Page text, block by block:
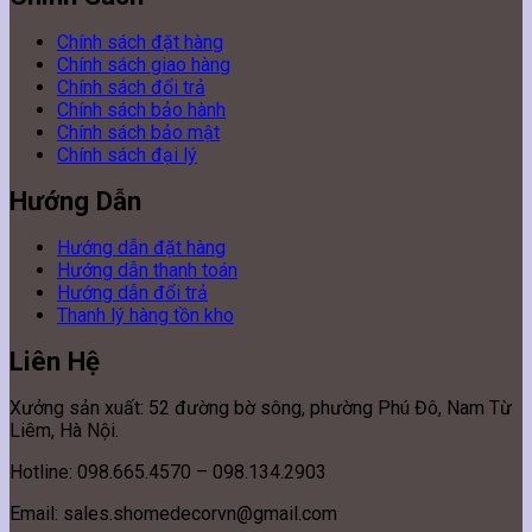
Chính sách đặt hàng
Chính sách giao hàng
Chính sách đổi trả
Chính sách bảo hành
Chính sách bảo mật
Chính sách đại lý
Hướng Dẫn
Hướng dẫn đặt hàng
Hướng dẫn thanh toán
Hướng dẫn đổi trả
Thanh lý hàng tồn kho
Liên Hệ
Xưởng sản xuất: 52 đường bờ sông, phường Phú Đô, Nam Từ
Liêm, Hà Nội.
Hotline: 098.665.4570 – 098.134.2903
Email: sales.shomedecorvn@gmail.com